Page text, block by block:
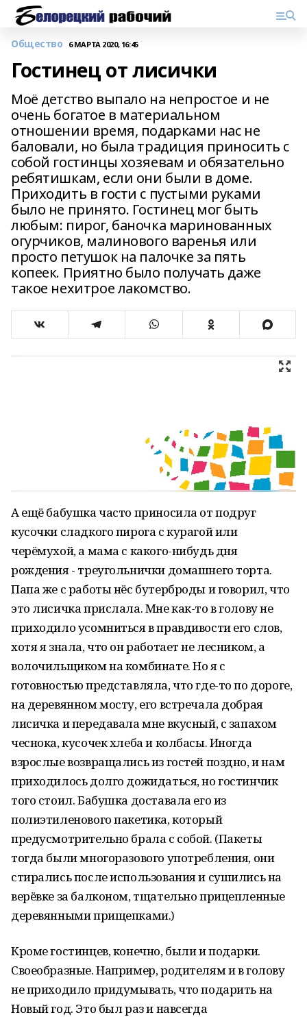
Общество 6 МАРТА 2020, 16:45
Гостинец от лисички
Моё детство выпало на непростое и не
очень богатое в материальном
отношении время, подарками нас не
баловали, но была традиция приносить с
собой гостинцы хозяевам и обязательно
ребятишкам, если они были в доме.
Приходить в гости с пустыми руками
было не принято. Гостинец мог быть
любым: пирог, баночка маринованных
огурчиков, малинового варенья или
просто петушок на палочке за пять
копеек. Приятно было получать даже
такое нехитрое лакомство.
А ещё бабушка часто приносила от подруг
кусочки сладкого пирога с курагой или
черёмухой, а мама с какого-нибудь дня
рождения - треугольнички домашнего торта.
Папа же с работы нёс бутерброды и говорил, что
это лисичка прислала. Мне как-то в голову не
приходило усомниться в правдивости его слов,
хотя я знала, что он работает не лесником, а
волочильщиком на комбинате. Но я с
готовностью представляла, что где-то по дороге,
на деревянном мосту, его встречала добрая
лисичка и передавала мне вкусный, с запахом
чеснока, кусочек хлеба и колбасы. Иногда
взрослые возвращались из гостей поздно, и нам
приходилось долго дожидаться, но гостинчик
того стоил. Бабушка доставала его из
полиэтиленового пакетика, который
предусмотрительно брала с собой. (Пакеты
тогда были многоразового употребления, они
стирались после использования и сушились на
верёвке за балконом, тщательно прицепленные
деревянными прищепками.)
Кроме гостинцев, конечно, были и подарки.
Своеобразные. Например, родителям и в голову
не приходило придумывать, что подарить на
Новый год. Это был раз и навсегда